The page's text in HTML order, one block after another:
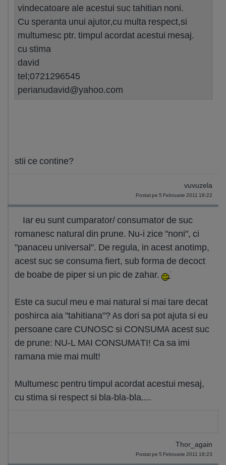
vindecatoare ale acestui suc tahitian noni.
Cu speranta unui ajutor,cu multa respect,si
multumesc ptr. timpul acordat acestui mesaj.
cu stima
david
tel;0721296545
perianudavid@yahoo.com
stii ce contine?
vuvuzela
Postat pe 5 Februarie 2011 18:22
Iar eu sunt cumparator/ consumator de suc
romanesc natural din prune. Nu-i zice "noni", ci
"panaceu universal". De regula, in acest anotimp,
acest suc se consuma fiert, sub forma de decoct
de boabe de piper si un pic de zahar.
Este ca sucul meu e mai natural si mai tare decat
poshirca aia "tahitiana"? As dori sa pot ajuta si eu
persoane care CUNOSC si CONSUMA acest suc
de prune: NU-L MAI CONSUMATI! Ca sa imi
ramana mie mai mult!
Multumesc pentru timpul acordat acestui mesaj,
cu stima si respect si bla-bla-bla....
Thor_again
Postat pe 5 Februarie 2011 18:23